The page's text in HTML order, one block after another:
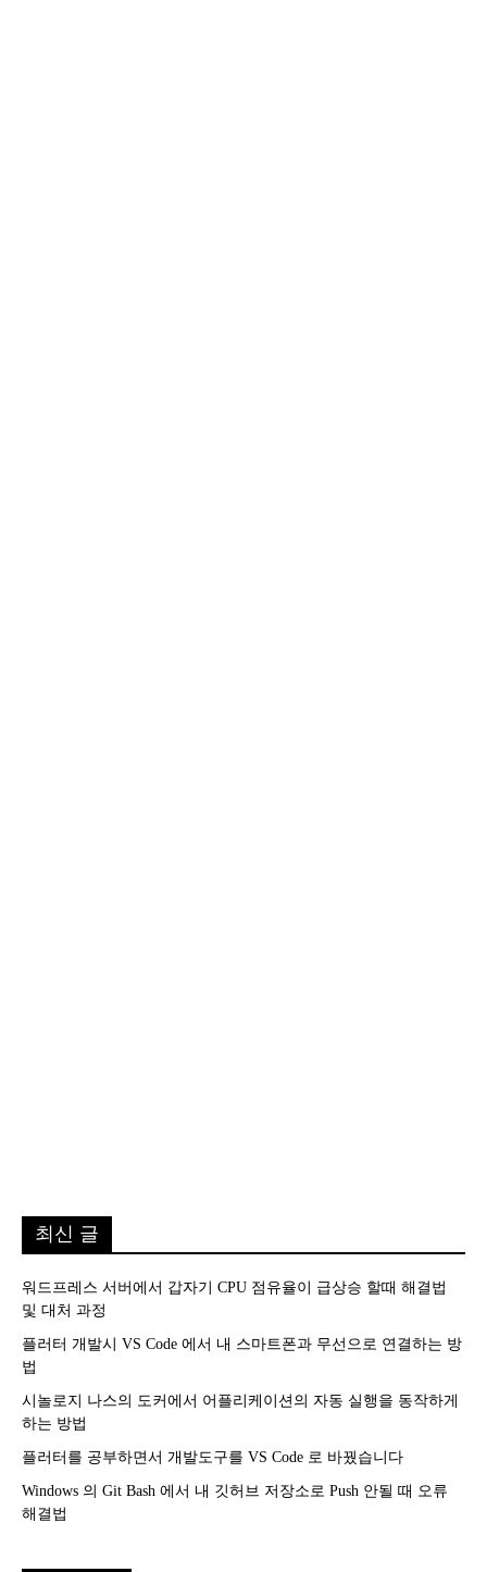
최신 글
워드프레스 서버에서 갑자기 CPU 점유율이 급상승 할때 해결법
및 대처 과정
플러터 개발시 VS Code 에서 내 스마트폰과 무선으로 연결하는 방
법
시놀로지 나스의 도커에서 어플리케이션의 자동 실행을 동작하게
하는 방법
플러터를 공부하면서 개발도구를 VS Code 로 바꿨습니다
Windows 의 Git Bash 에서 내 깃허브 저장소로 Push 안될 때 오류
해결법